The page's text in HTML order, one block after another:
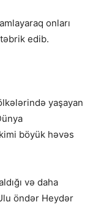
onları
edib.
yaşayan
böyük həvəs
və daha
öndər Heydər